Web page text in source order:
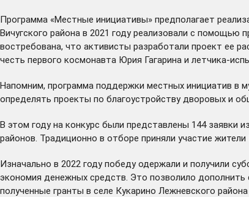
Программа «Местные инициативы» предполагает
Вичугского района в 2021 году реализовали с
востребована, что активисты разработали проект ее
честь первого космонавта Юрия Гагарина и летчика-
Напомним, программа поддержки местных инициатив в
определять проекты по благоустройству дворовых и
В этом году на конкурс были представлены 144 заявки
районов. Традиционно в отборе приняли участие
Изначально в 2022 году победу одержали и получили
экономия денежных средств. Это позволило
полученные гранты в селе Кукарино Лежневского